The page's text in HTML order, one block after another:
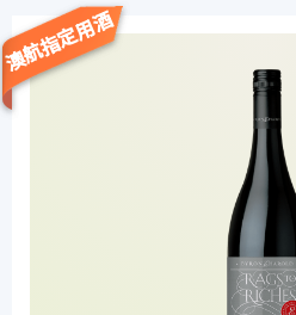
澳航指定用酒